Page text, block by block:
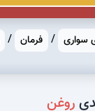
سواری / فرمان /
روغن